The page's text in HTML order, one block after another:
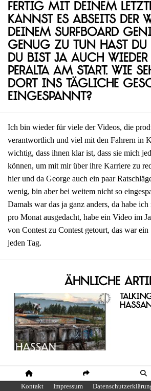
HOME SHARE SUCHE
fertig mit deinem
kannst es abseits der
deinem Surfboard
Genug zu tun hast du
Du bist ja auch wieder
Peralta am Start. Wie
dort ins tägliche
eingespannt?
Ich bin wieder für viele der Videos, die
verantwortlich und viel mit den Fahrern in
wichtig, dass ihnen klar ist, dass sie mich
können, um mit mir über ihre Karriere zu
hier und da George auch ein paar
wenig, bin aber bei weitem nicht so
Damals war das ja ganz anders, da habe
pro Monat ausgedacht, habe ein Video im
von Contest zu Contest getourt, das war ein
jeden Tag.
Ähnliche
Kontakt Impressum